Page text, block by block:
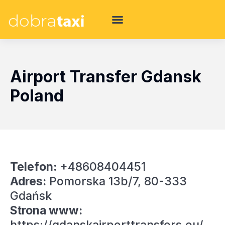
Airport Transfer Gdansk
Poland
Telefon: +48608404451
Adres: Pomorska 13b/7, 80-333
Gdańsk
Strona www: